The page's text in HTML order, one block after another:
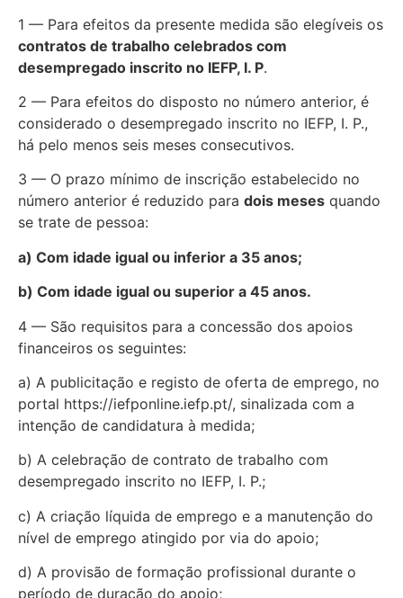
1 — Para efeitos da presente medida são elegíveis os
contratos de trabalho celebrados com
desempregado inscrito no IEFP, I. P.
2 — Para efeitos do disposto no número anterior, é
considerado o desempregado inscrito no IEFP, I. P.,
há pelo menos seis meses consecutivos.
3 — O prazo mínimo de inscrição estabelecido no
número anterior é reduzido para dois meses quando
se trate de pessoa:
a) Com idade igual ou inferior a 35 anos;
b) Com idade igual ou superior a 45 anos.
4 — São requisitos para a concessão dos apoios
financeiros os seguintes:
a) A publicitação e registo de oferta de emprego, no
portal https://iefponline.iefp.pt/, sinalizada com a
intenção de candidatura à medida;
b) A celebração de contrato de trabalho com
desempregado inscrito no IEFP, I. P.;
c) A criação líquida de emprego e a manutenção do
nível de emprego atingido por via do apoio;
d) A provisão de formação profissional durante o
período de duração do apoio;